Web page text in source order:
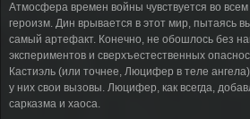
Атмосфера времен войны чувствуется во
героизм. Дин врывается в этот мир, пытаясь
самый артефакт. Конечно, не обошлось без
экспериментов и сверхъестественных
Кастиэль (или точнее, Люцифер в теле
у них свои вызовы. Люцифер, как всегда,
сарказма и хаоса.